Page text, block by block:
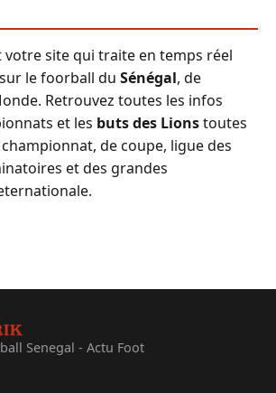
votre site qui traite en temps réel
le foorball du Sénégal, de
Retrouvez toutes les infos
et les buts des Lionstoutes
de coupe, ligue des
et des grandes
Senegal - Actu Foot